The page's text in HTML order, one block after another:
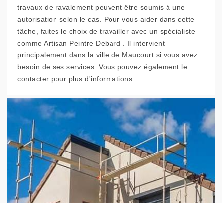
travaux de ravalement peuvent être soumis à une
autorisation selon le cas. Pour vous aider dans cette
tâche, faites le choix de travailler avec un spécialiste
comme Artisan Peintre Debard . Il intervient
principalement dans la ville de Maucourt si vous avez
besoin de ses services. Vous pouvez également le
contacter pour plus d'informations.